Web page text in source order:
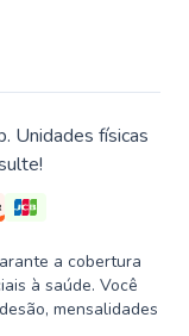
Unidades físicas
a cobertura
à saúde. Você
mensalidades